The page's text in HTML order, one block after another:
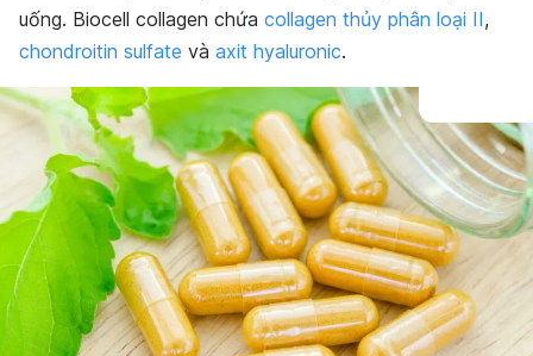
uống. Biocell collagen chứa collagen thủy phân loại II,
chondroitin sulfate và axit hyaluronic.